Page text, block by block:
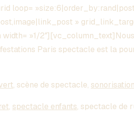
loop=
»
»1/
Paris spectacle est la
, scène de spectacle, sonorisation
, spectacle enfants, spectacle de